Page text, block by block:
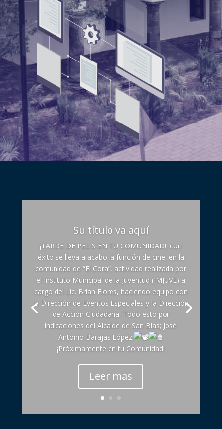
Su título va aquí
¡TARDE DE PELIS EN TU COMUNIDAD!, con
éxito se lleva a acabo la función de cine, en la
comunidad de “El Cora”, actividad realizada por
el Instituto Municipal de la Juventud (IMJUVE) a
cargo del Lic. Brian Flores, haciendo equipo con
la Dirección de Eventos Especiales y la Dirección
de Accion Ciudadana. Todo esto por
indicaciones del Alcalde de San Blas; José
Antonio Barajas López.
¡Próximamente en tu Comunidad!
Leer mas